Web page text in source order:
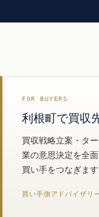
FOR BUYERS
利根町で買収
買収戦略立案・タ
業の意思決定を全
買い手をつなぎます
買い手側アドバイザリ